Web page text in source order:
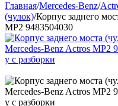
Главная/Mercedes-Benz/
(чулок)/Корпус заднего
MP2 9483504030